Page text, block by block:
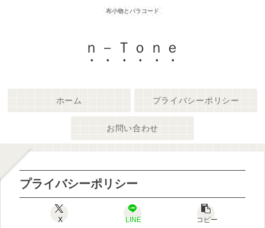
布小物とパラコード
ｎ－Ｔｏｎｅ
ホーム プライバシーポリシー
お問い合わせ
プライバシーポリシー
X LINE コピー